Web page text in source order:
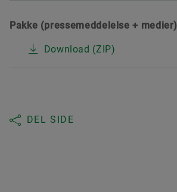
Pakke (pressemeddelelse + medier)
Download (ZIP)
DEL SIDE